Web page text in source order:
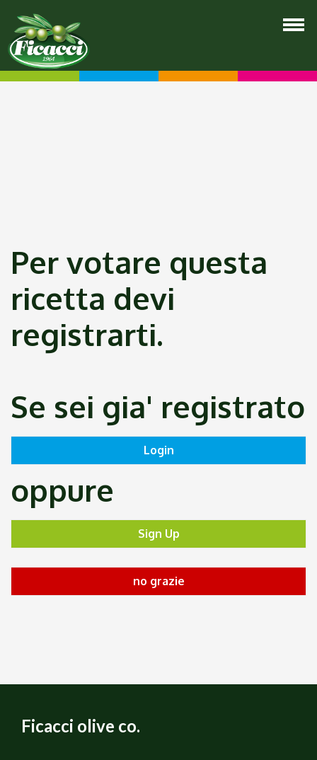
Per votare questa
ricetta devi
registrarti.
Se sei gia' registrato
oppure
Ficacci olive co.